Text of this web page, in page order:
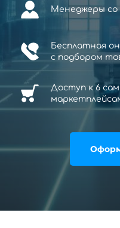
Менеджеры со
Бесплатная
с подбором
Доступ к 6